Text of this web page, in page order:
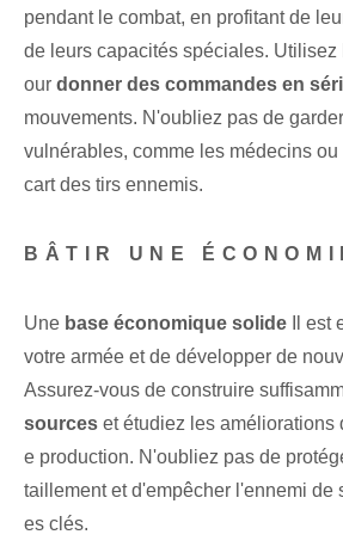
pendant le combat, en profitant de
de leurs capacités spéciales. Utilisez⁤
our donner des commandes en
mouvements. N'oubliez pas de
vulnérables, comme les médecins
cart des tirs ennemis.
BÂTIR UNE
Une base économique solide Il est
votre armée et‍ de développer de
Assurez-vous de construire
sources et étudiez les améliorations
e production. N'oubliez pas de
taillement et d'empêcher l'ennemi de
es clés.